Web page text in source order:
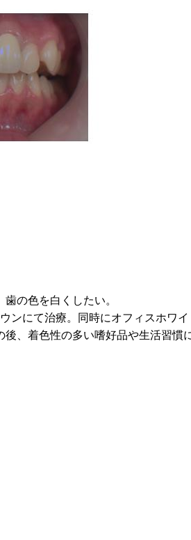
の色を白くしたい。
ンにて治療。同時にオフィスホワ
後、着色性の多い嗜好品や生活習